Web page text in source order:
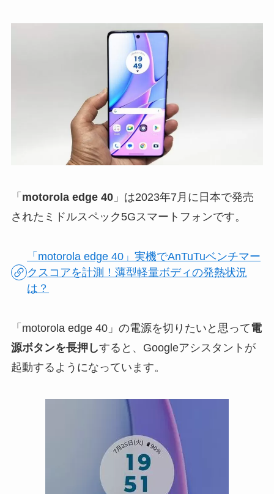
「 motorola edge 40」は2023年7月に日本で発売
されたミドルスペック5Gスマートフォンです。
「motorola edge 40」実機でAnTuTuベンチマー
クスコアを計測！薄型軽量ボディの発熱状況
は？
「motorola edge 40」の電源を切りたいと思って電
源ボタンを長押しすると、Googleアシスタントが
起動するようになっています。